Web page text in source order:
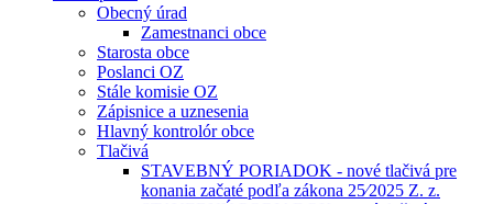
Obecný úrad
Zamestnanci obce
Starosta obce
Poslanci OZ
Stále komisie OZ
Zápisnice a uznesenia
Hlavný kontrolór obce
Tlačivá
STAVEBNÝ PORIADOK - nové tlačivá pre
konania začaté podľa zákona 25⁄2025 Z. z.